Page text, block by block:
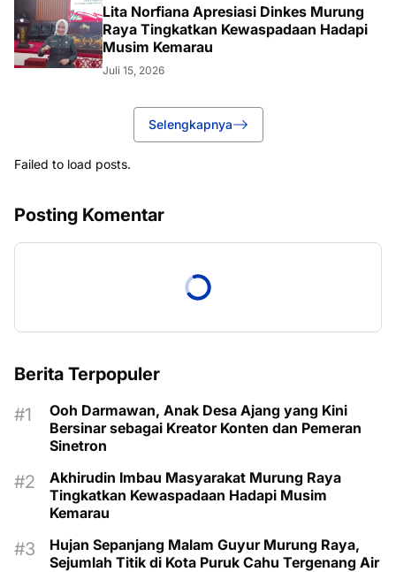
Lita Norfiana Apresiasi Dinkes Murung
Raya Tingkatkan Kewaspadaan Hadapi
Musim Kemarau
Juli 15, 2026
Selengkapnya
Failed to load posts.
Posting Komentar
Berita Terpopuler
Ooh Darmawan, Anak Desa Ajang yang Kini
Bersinar sebagai Kreator Konten dan Pemeran
Sinetron
Akhirudin Imbau Masyarakat Murung Raya
Tingkatkan Kewaspadaan Hadapi Musim
Kemarau
Hujan Sepanjang Malam Guyur Murung Raya,
Sejumlah Titik di Kota Puruk Cahu Tergenang Air